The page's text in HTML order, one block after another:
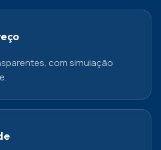
com simulação